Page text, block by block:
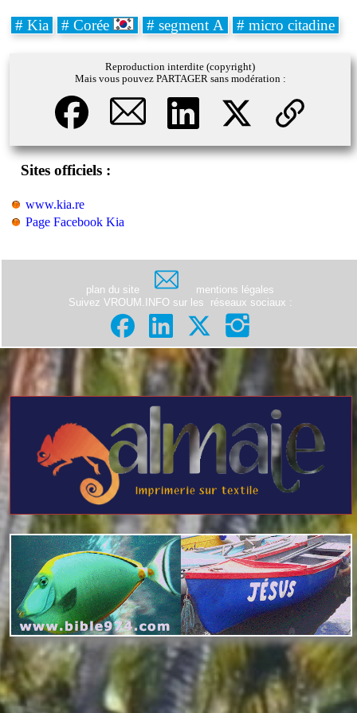
# Kia # Corée # segment A # micro citadine
Reproduction interdite (copyright)
Mais vous pouvez PARTAGER sans modération :
Sites officiels :
www.kia.re
Page Facebook Kia
plan du site
mentions légales
Suivez VROUM.INFO sur les
réseaux sociaux :